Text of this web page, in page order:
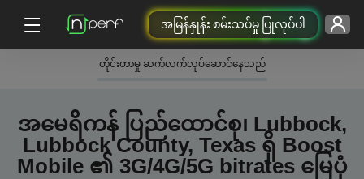
အမြန်နှုန်း စမ်းသပ်မှု ပြုလုပ်ပါ
တိုင်းတာမှု ဆက်လက်လုပ်ဆောင်နေသည်
အမေရိကန် ပြည်ထောင်စု၊ Lubbock,
Lubbock County, Texas ရှိ Boost
Mobile ၏ 3G/4G/5G bitrates မြေပုံ